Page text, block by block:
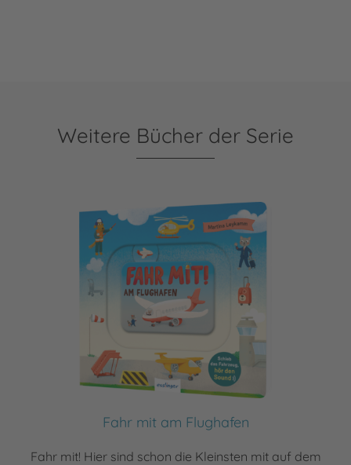
Weitere Bücher der Serie
Fahr mit am Flughafen
Fahr mit! Hier sind schon die Kleinsten mit auf dem